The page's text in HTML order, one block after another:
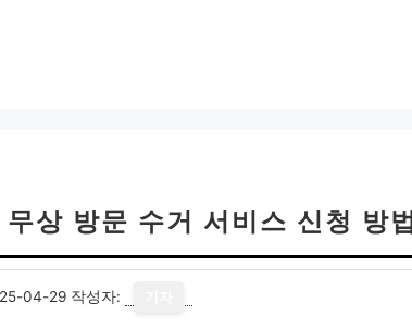
상 방문 수거 서비스 신청 방법
04-29 작성자: